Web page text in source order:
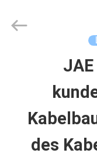
PRODUKTE
Technology
JAE
des